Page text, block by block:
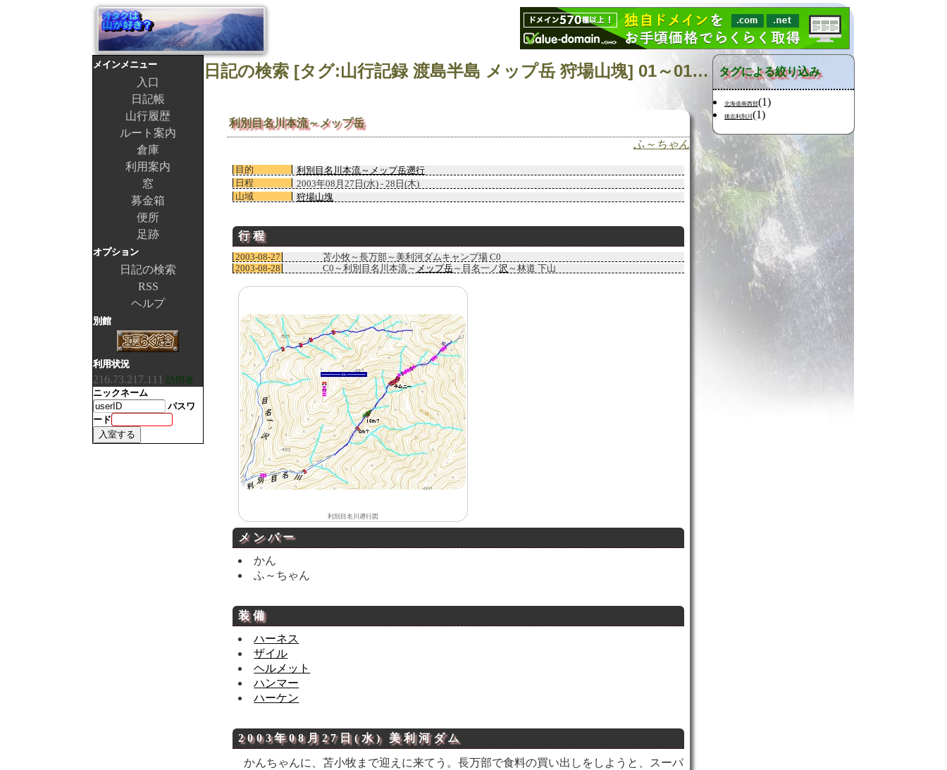
日記の検索 [タグ:山行記録 渡島半島 メップ岳 狩場山塊] 01～01(01件中)
利別目名川本流～メップ岳
ふ～ちゃん
目的
利別目名川本流～メップ岳遡行
日程
2003年08月27日(水) - 28日(木)
山域
狩場山塊
行程
2003-08-27
苫小牧～長万部～美利河ダムキャンプ場 C0
2003-08-28
C0～利別目名川本流～ メップ岳～目名一ノ沢 ～林道 下山
利別目名川遡行図
メンバー
かん
ふ～ちゃん
装備
ハーネス
ザイル
ヘルメット
ハンマー
ハーケン
2003年08月27日(水) 美利河ダム
かんちゃんに、苫小牧まで迎えに来てう。長万部で食料の買い出しをしようと、スーパ
タグによる絞り込み
北海道南西部(1)
後志利別川 (1)
メインメニュー
入口
日記帳
山行履歴
ルート案内
倉庫
利用案内
窓
募金箱
便所
足跡
オプション
日記の検索
RSS
ヘルプ
別館
利用状況
216.73.217.111 訪問者
ニックネーム
パスワ
ード